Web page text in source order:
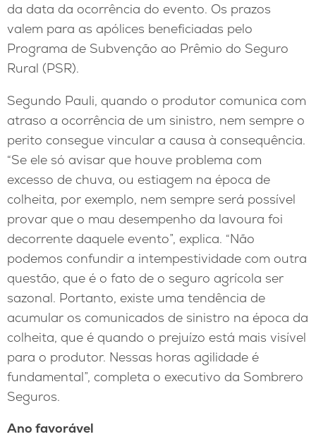
da data da ocorrência do evento. Os prazos
valem para as apólices beneficiadas pelo
Programa de Subvenção ao Prêmio do Seguro
Rural (PSR).
Segundo Pauli, quando o produtor comunica com
atraso a ocorrência de um sinistro, nem sempre o
perito consegue vincular a causa à consequência.
“Se ele só avisar que houve problema com
excesso de chuva, ou estiagem na época de
colheita, por exemplo, nem sempre será possível
provar que o mau desempenho da lavoura foi
decorrente daquele evento”, explica. “Não
podemos confundir a intempestividade com outra
questão, que é o fato de o seguro agrícola ser
sazonal. Portanto, existe uma tendência de
acumular os comunicados de sinistro na época da
colheita, que é quando o prejuízo está mais visível
para o produtor. Nessas horas agilidade é
fundamental”, completa o executivo da Sombrero
Seguros.
Ano favorável